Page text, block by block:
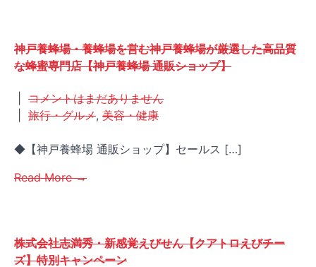
神戸養蜂場・養蜂場を営む神戸養蜂場が厳選した高品質
な蜂蜜専門店【神戸養蜂場 通販ショップ】
コメントはまだありません
旅行・グルメ, 美容・健康
◆【神戸養蜂場 通販ショップ】セールス […]
Read More →
株式会社志満秀・新感覚えびせん【クアトロえびチー
ズ】特別キャンペーン